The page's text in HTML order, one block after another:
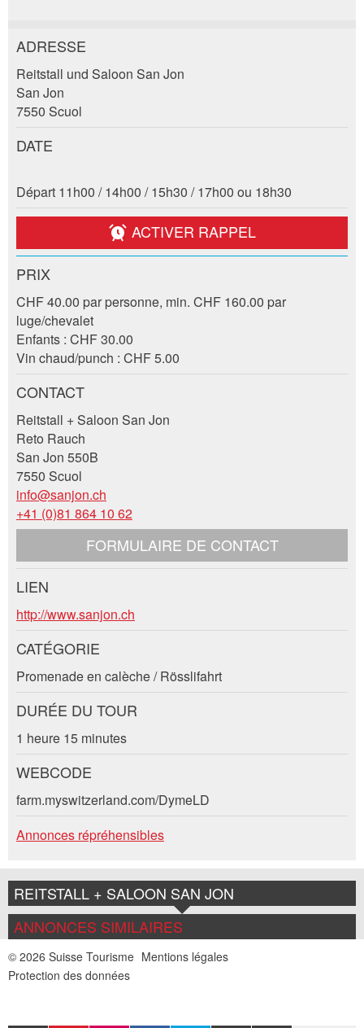
Annonces répréhensibles
Vos commentaires sont grandement appréciés!
Commentaires généraux
Annonce incomplète
* Saisie nécessaire
Pour des raisons d'assurance qualité une copie de
l'e-mail est transmise à guidle
ECRIRE UN MESSAGE
Recommander l'annonce
Recommandez cette annonce à des amis.
* Saisie nécessaire
RECOMMANDER L'ANNONCE
ADRESSE
Reitstall und Saloon San Jon
San Jon
7550 Scuol
DATE
Départ 11h00 / 14h00 / 15h30 / 17h00 ou 18h30
ACTIVER RAPPEL
PRIX
CHF 40.00 par personne, min. CHF 160.00 par
luge/chevalet
Enfants : CHF 30.00
Vin chaud/punch : CHF 5.00
CONTACT
Reitstall + Saloon San Jon
Reto Rauch
San Jon 550B
7550 Scuol
info@sanjon.ch
+41 (0)81 864 10 62
FORMULAIRE DE CONTACT
Contact
Composez un message à la personne de
contact pour cette annonce .
LIEN
http://www.sanjon.ch
CATÉGORIE
Promenade en calèche / Rösslifahrt
DURÉE DU TOUR
1 heure 15 minutes
WEBCODE
farm.myswitzerland.com/DymeLD
Annonces répréhensibles
REITSTALL + SALOON SAN JON
ANNONCES SIMILAIRES
© 2026 Suisse Tourisme Mentions légales
Protection des données